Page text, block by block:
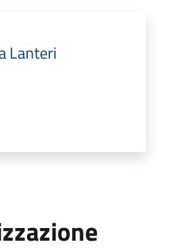
Lanteri